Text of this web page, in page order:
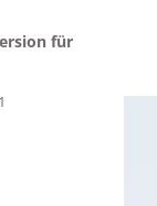
für